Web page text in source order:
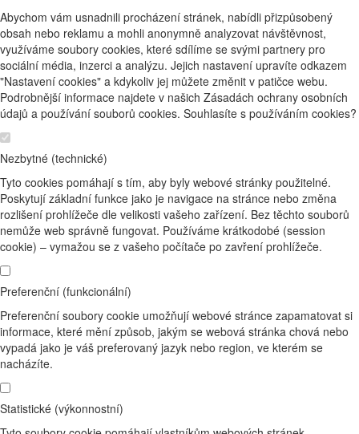
Abychom vám usnadnili procházení stránek, nabídli přizpůsobený
obsah nebo reklamu a mohli anonymně analyzovat návštěvnost,
využíváme soubory cookies, které sdílíme se svými partnery pro
sociální média, inzerci a analýzu. Jejich nastavení upravíte odkazem
"Nastavení cookies" a kdykoliv jej můžete změnit v patičce webu.
Podrobnější informace najdete v našich Zásadách ochrany osobních
údajů a používání souborů cookies. Souhlasíte s používáním cookies?
Nezbytné (technické)
Tyto cookies pomáhají s tím, aby byly webové stránky použitelné.
Poskytují základní funkce jako je navigace na stránce nebo změna
rozlišení prohlížeče dle velikosti vašeho zařízení. Bez těchto souborů
nemůže web správně fungovat. Používáme krátkodobé (session
cookie) – vymažou se z vašeho počítače po zavření prohlížeče.
Preferenční (funkcionální)
Preferenční soubory cookie umožňují webové stránce zapamatovat si
informace, které mění způsob, jakým se webová stránka chová nebo
vypadá jako je váš preferovaný jazyk nebo region, ve kterém se
nacházíte.
Statistické (výkonnostní)